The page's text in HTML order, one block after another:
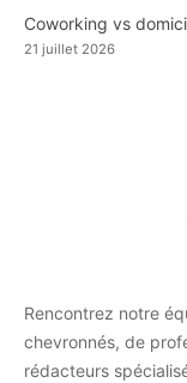
Coworking vs
21 juillet 2026
Rencontrez notre
chevronnés, de
rédacteurs